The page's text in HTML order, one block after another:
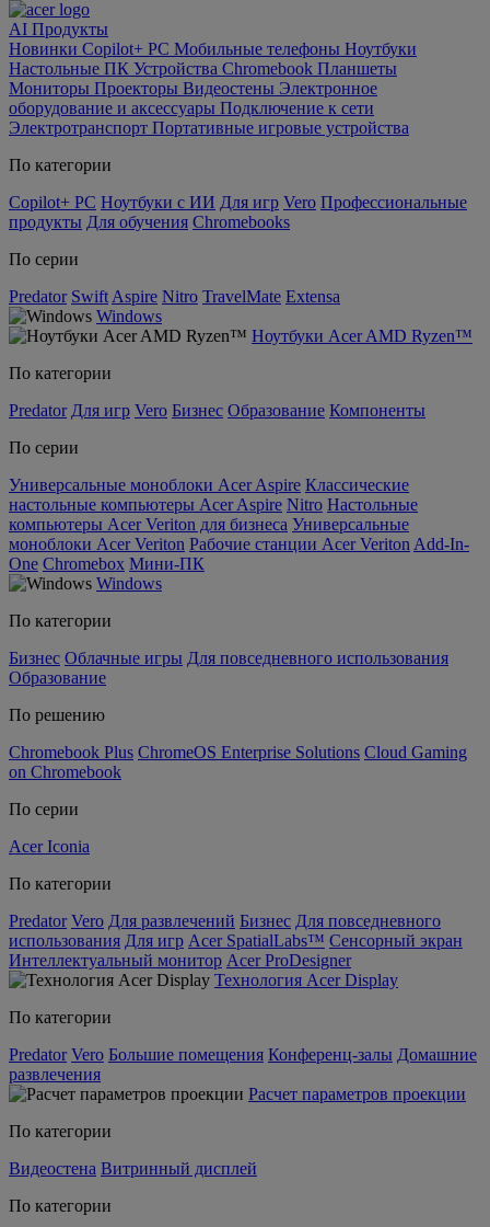
AI Продукты
Новинки Copilot+ PC Мобильные телефоны Ноутбуки
Настольные ПК Устройства Chromebook Планшеты
Мониторы Проекторы Видеостены Электронное
оборудование и аксессуары Подключение к сети
Электротранспорт Портативные игровые устройства
По категории
Copilot+ PC Ноутбуки с ИИ Для игр Vero Профессиональные
продукты Для обучения Chromebooks
По серии
Predator Swift Aspire Nitro TravelMate Extensa
Windows
Ноутбуки Acer AMD Ryzen™
По категории
Predator Для игр Vero Бизнес Образование Компоненты
По серии
Универсальные моноблоки Acer Aspire Классические
настольные компьютеры Acer Aspire Nitro Настольные
компьютеры Acer Veriton для бизнеса Универсальные
моноблоки Acer Veriton Рабочие станции Acer Veriton Add-In-
One Chromebox Мини-ПК
Windows
По категории
Бизнес Облачные игры Для повседневного использования
Образование
По решению
Chromebook Plus ChromeOS Enterprise Solutions Cloud Gaming
on Chromebook
По серии
Acer Iconia
По категории
Predator Vero Для развлечений Бизнес Для повседневного
использования Для игр Acer SpatialLabs™ Сенсорный экран
Интеллектуальный монитор Acer ProDesigner
Технология Acer Display
По категории
Predator Vero Большие помещения Конференц-залы Домашние
развлечения
Расчет параметров проекции
По категории
Видеостена Витринный дисплей
По категории